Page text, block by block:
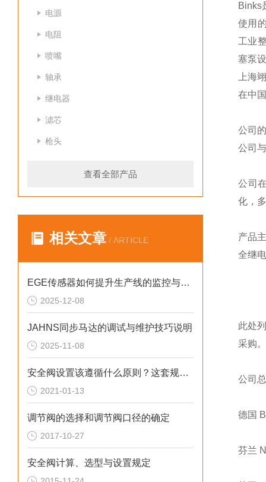
电源
电阻
喷嘴
轴承
继电器
滤芯
枪头
查看全部产品
相关文章 / ARTICLE
EGE传感器如何提升生产线的监控与管理效率？
2025-12-08
JAHNS同步马达的调试与维护技巧说明
2025-11-08
安全阀设置该遵循什么原则？这套规定值得回顾！
2021-01-13
调节阀的选择和调节阀口径的确定
2017-10-27
安全阀计算、选型与设置规定
Binks
使用
工业
塞泵
上海
在中
公司
公司
公司
化，
产品
全继
此处
采购。
公司
德国
芬兰